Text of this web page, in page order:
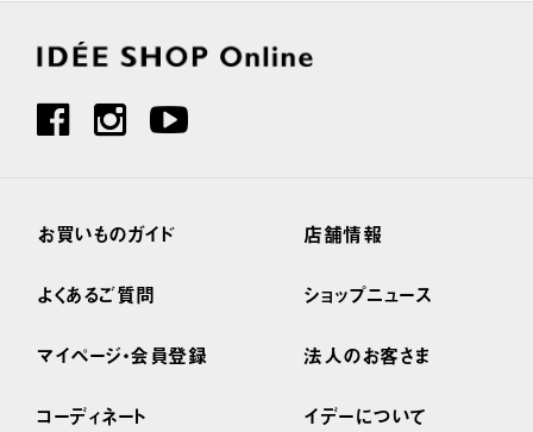
お買いものガイド
よくあるご質問
マイページ・会員登録
コーディネート
店舗情報
ショップニュース
法人のお客さま
イデーについて